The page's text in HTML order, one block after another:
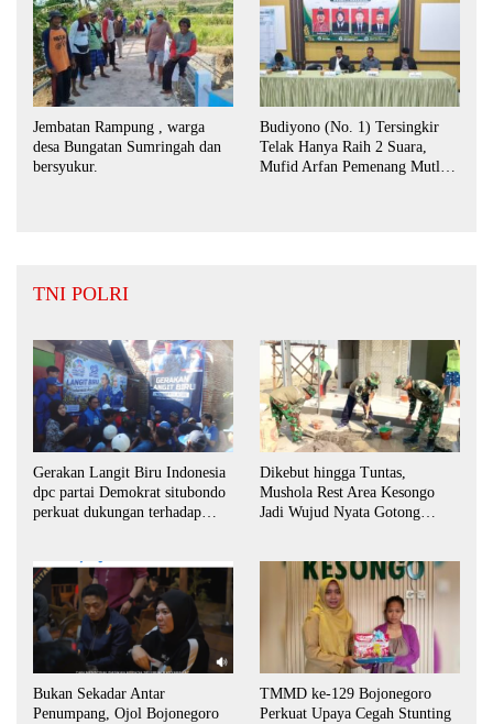
Jembatan Rampung , warga
desa Bungatan Sumringah dan
bersyukur.
Budiyono (No. 1) Tersingkir
Telak Hanya Raih 2 Suara,
Mufid Arfan Pemenang Mutlak
TNI POLRI
Gerakan Langit Biru Indonesia
dpc partai Demokrat situbondo
perkuat dukungan terhadap
Dikebut hingga Tuntas,
Mushola Rest Area Kesongo
Jadi Wujud Nyata Gotong
Bukan Sekadar Antar
Penumpang, Ojol Bojonegoro
TMMD ke-129 Bojonegoro
Perkuat Upaya Cegah Stunting